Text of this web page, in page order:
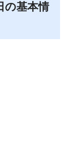
の基本情